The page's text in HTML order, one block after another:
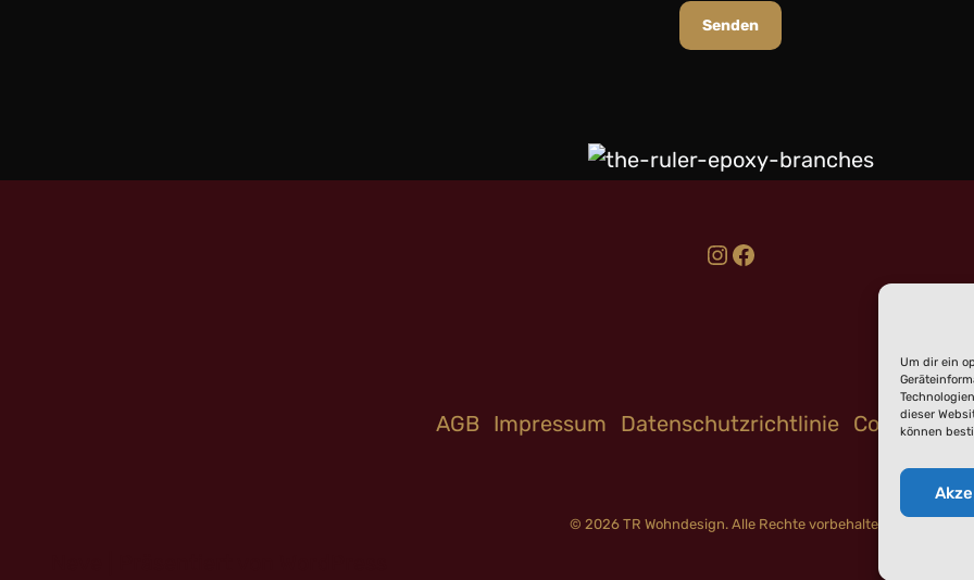
Um dir ein
dieser
können
Senden
AGB Impressum Datenschutzrichtlinie Cookie-
© 2026 TR Wohndesign. Alle Rechte vorbehalten.